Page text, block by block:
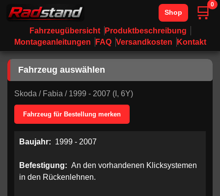
Fahrzeugübersicht
Produktbeschreibung
Montageanleitungen
FAQ Versandkosten Kontakt
Shop 🛒0
Fahrzeug auswählen
Skoda / Fabia / 1999 - 2007 (I, 6Y)
Fahrzeug für Bestellung merken
Baujahr: 1999 - 2007
Befestigung: An den vorhandenen Klicksystemen
in den Rückenlehnen.